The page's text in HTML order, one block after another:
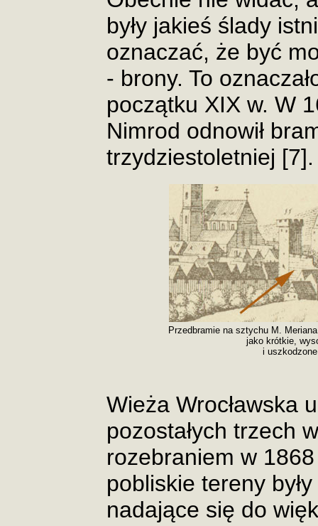
były jakieś ślady
oznaczać, że być
- brony. To
początku XIX w. W
Nimrod odnowił
trzydziestoletniej [7].
Przedbramie na sztychu M.
jako krótkie,
i uszkodzone
Wieża Wrocławska
pozostałych trzech
rozebraniem w
pobliskie tereny
nadające się do